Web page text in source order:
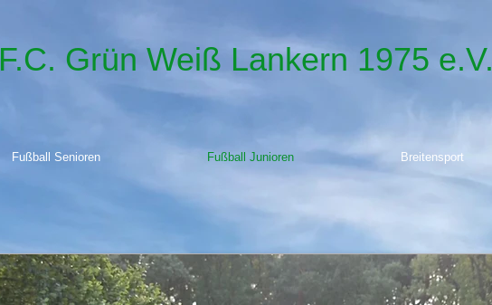
F.C. Grün Weiß Lankern 1975 e.V.
Fußball Senioren Fußball Junioren Breitensport